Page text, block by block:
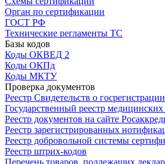
Орган по сертификации
ГОСТ РФ
Технические регламенты ТС
Базы кодов
Коды ОКВЕД 2
Коды ОКПд
Коды МКТУ
Проверка документов
Реестр Свидетельств о госрегистрации
Государственный реестр
Реестр документов на сайте
Реестр зарегистрированных
Реестр добровольной системы
Реестр штрих-кодов
Перечень товаров, подлежащих